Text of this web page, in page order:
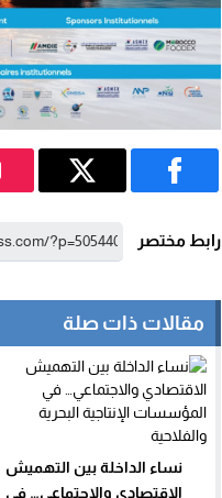
رابط مختصر
مقالات ذات صلة
نساء الداخلة بين التهميش
الاقتصادي والاجتماعي… في